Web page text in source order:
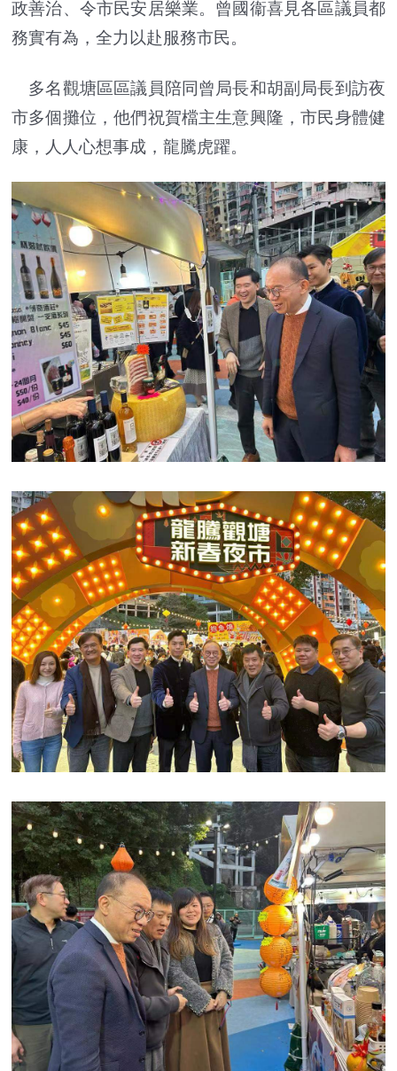
政善治、令市民安居樂業。曾國衞喜見各區議員都
務實有為，全力以赴服務市民。
多名觀塘區區議員陪同曾局長和胡副局長到訪夜
市多個攤位，他們祝賀檔主生意興隆，市民身體健
康，人人心想事成，龍騰虎躍。